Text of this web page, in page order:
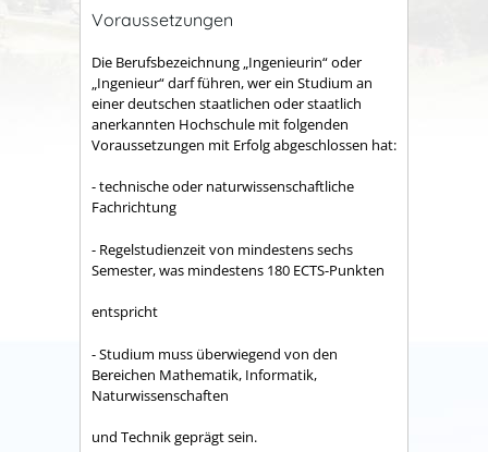
Voraussetzungen
Die Berufsbezeichnung „Ingenieurin“ oder
„Ingenieur“ darf führen, wer ein Studium an
einer deutschen staatlichen oder staatlich
anerkannten Hochschule mit folgenden
Voraussetzungen mit Erfolg abgeschlossen hat:
- technische oder naturwissenschaftliche
Fachrichtung
- Regelstudienzeit von mindestens sechs
Semester, was mindestens 180 ECTS-Punkten
entspricht
- Studium muss überwiegend von den
Bereichen Mathematik, Informatik,
Naturwissenschaften
und Technik geprägt sein.